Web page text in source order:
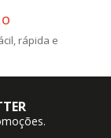
rápida e